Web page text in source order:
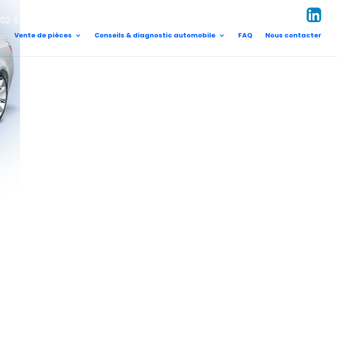
02 62 25 81 51
Vente de pièces Conseils & diagnostic automobile FAQ Nous contacter